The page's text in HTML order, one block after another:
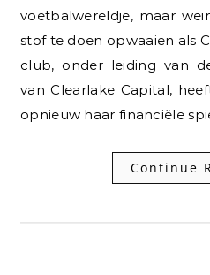
voetbalwereldje, maar
stof te doen opwaaien als
club, onder leiding van
van Clearlake Capital,
opnieuw haar financiële
Continue